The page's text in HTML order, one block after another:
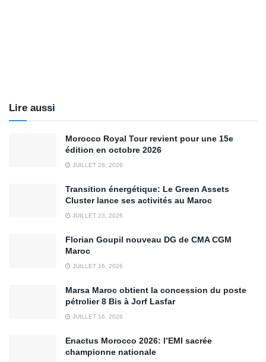
Lire aussi
Morocco Royal Tour revient pour une 15e
édition en octobre 2026
JUILLET 28, 2026
Transition énergétique: Le Green Assets
Cluster lance ses activités au Maroc
JUILLET 23, 2026
Florian Goupil nouveau DG de CMA CGM
Maroc
JUILLET 16, 2026
Marsa Maroc obtient la concession du poste
pétrolier 8 Bis à Jorf Lasfar
JUILLET 16, 2026
Enactus Morocco 2026: l’EMI sacrée
championne nationale